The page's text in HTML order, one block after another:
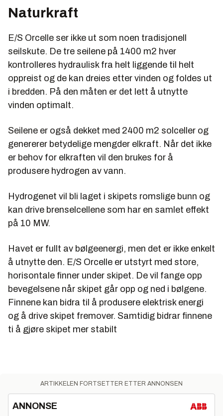
Naturkraft
E/S Orcelle ser ikke ut som noen tradisjonell
seilskute. De tre seilene på 1400 m2 hver
kontrolleres hydraulisk fra helt liggende til helt
oppreist og de kan dreies etter vinden og foldes ut
i bredden. På den måten er det lett å utnytte
vinden optimalt.
Seilene er også dekket med 2400 m2 solceller og
genererer betydelige mengder elkraft. Når det ikke
er behov for elkraften vil den brukes for å
produsere hydrogen av vann.
Hydrogenet vil bli laget i skipets romslige bunn og
kan drive brenselcellene som har en samlet effekt
på 10 MW.
Havet er fullt av bølgeenergi, men det er ikke enkelt
å utnytte den. E/S Orcelle er utstyrt med store,
horisontale finner under skipet. De vil fange opp
bevegelsene når skipet går opp og ned i bølgene.
Finnene kan bidra til å produsere elektrisk energi
og å drive skipet fremover. Samtidig bidrar finnene
ti å gjøre skipet mer stabilt
ARTIKKELEN FORTSETTER ETTER ANNONSEN
ANNONSE